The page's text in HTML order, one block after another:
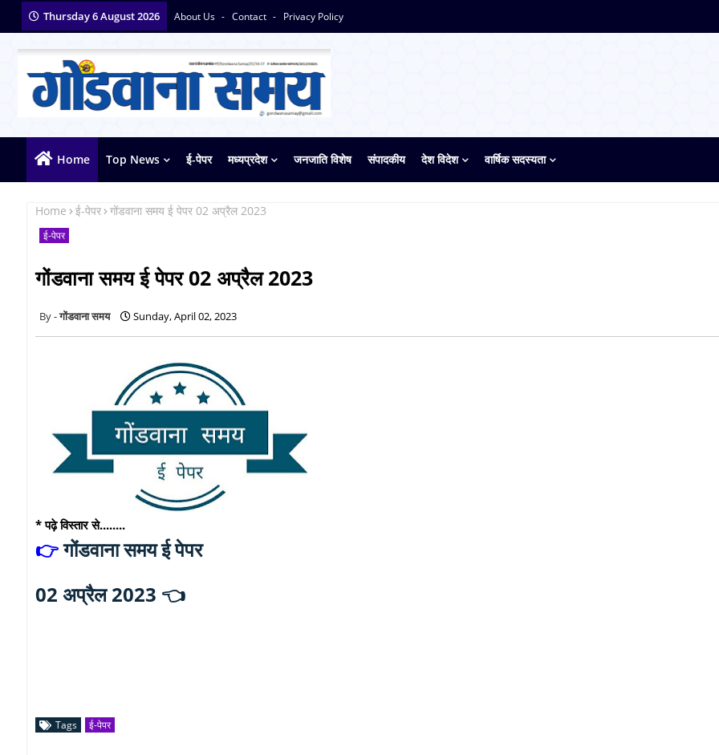
Thursday 6 August 2026 About Us Contact Privacy Policy
Home Top News ई-पेपर मध्यप्रदेश जनजाति विशेष संपादकीय देश विदेश वार्षिक सदस्यता
Home ई-पेपर गोंडवाना समय ई पेपर 02 अप्रैल 2023
ई-पेपर
गोंडवाना समय ई पेपर 02 अप्रैल 2023
गोंडवाना समय Sunday, April 02, 2023
* पढ़े विस्तार से........
👉गोंडवाना समय ई पेपर
02 अप्रैल 2023 👈
Tags ई-पेपर